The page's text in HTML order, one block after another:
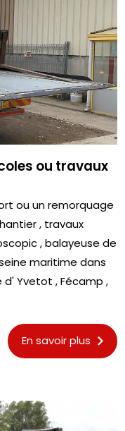
ou travaux
ou un remorquage
, travaux
, balayeuse de
maritime dans
Yvetot , Fécamp ,
En savoir plus